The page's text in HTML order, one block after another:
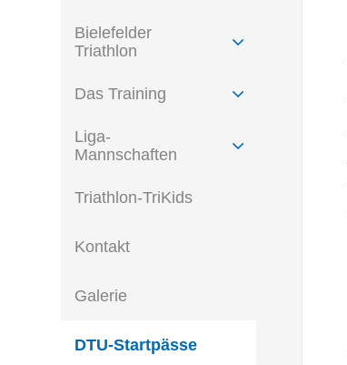
Bielefelder
Triathlon
Das Training
Liga-
Mannschaften
Triathlon-TriKids
Kontakt
Galerie
DTU-Startpässe